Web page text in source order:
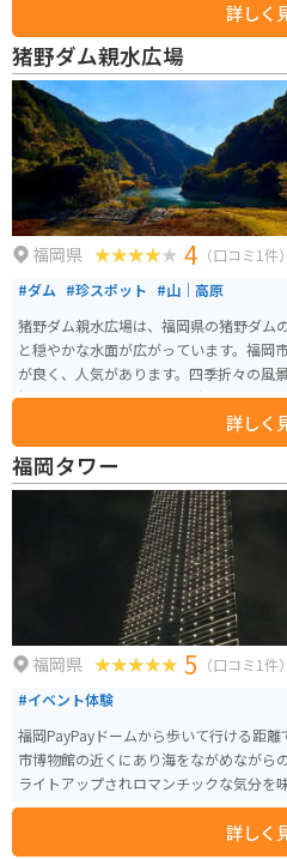
間に家族連れで楽しめるのもこの施設の大きな特徴で
では自然を満喫したり、散策を楽しんだ
て過ごせます。ソロキャンプなら平日
嬉しいポイントです。夜になれば福岡市
けさの中で、きらめく街の灯りを眺める
なひとときです。
詳しく
猪野ダム親水広場
福岡県 4 （口コミ1件）
#ダム #珍スポット #山｜高原
猪野ダム親水広場は、福岡県の猪野ダム
と穏やかな水面が広がっています。福岡
が良く、人気があります。四季折々の風
桜、夏には緑豊かな木々、秋には紅葉、
り、訪れるたびに新しい発見があります。 また、芝生エリアが広がり、デ
キャンプやピクニックにも適しています
ているため、注意が必要です。駐車場や
は7:00〜19:00までとなっています。夏場
の早い時間に訪れるのがおすすめです
いため、必要な物品は事前に準備してお
詳しく
福岡タワー
福岡県 5 （口コミ1件）
#イベント体験
福岡PayPayドームから歩いて行ける距
市博物館の近くにあり海をながめながら
ライトアップされロマンチックな気分を
す。
詳しく